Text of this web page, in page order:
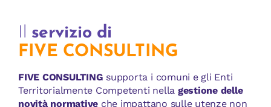
Il servizio di
FIVE CONSULTING
FIVE CONSULTING supporta i comuni e gli Enti
Territorialmente Competenti nella gestione delle
novità normative che impattano sulle utenze non